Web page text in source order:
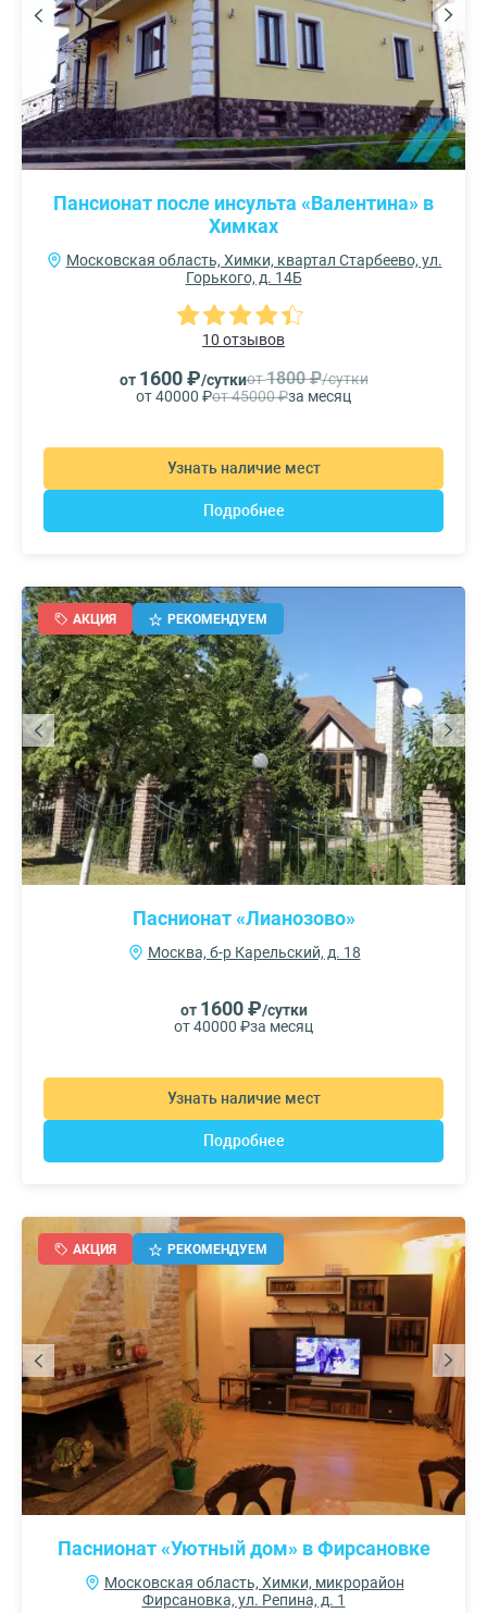
Пансионат после инсульта «Валентина» в
Химках
Московская область, Химки, квартал Старбеево, ул.
Горького, д. 14Б
10 отзывов
от 1600 ₽/суткиот1800 ₽/сутки
от 40000 ₽от 45000 ₽за месяц
Узнать наличие мест
Подробнее
АКЦИЯ РЕКОМЕНДУЕМ
Паснионат «Лианозово»
Москва, б-р Карельский, д. 18
от 1600 ₽/сутки
от 40000 ₽за месяц
Узнать наличие мест
Подробнее
АКЦИЯ РЕКОМЕНДУЕМ
Паснионат «Уютный дом» в Фирсановке
Московская область, Химки, микрорайон
Фирсановка, ул. Репина, д. 1